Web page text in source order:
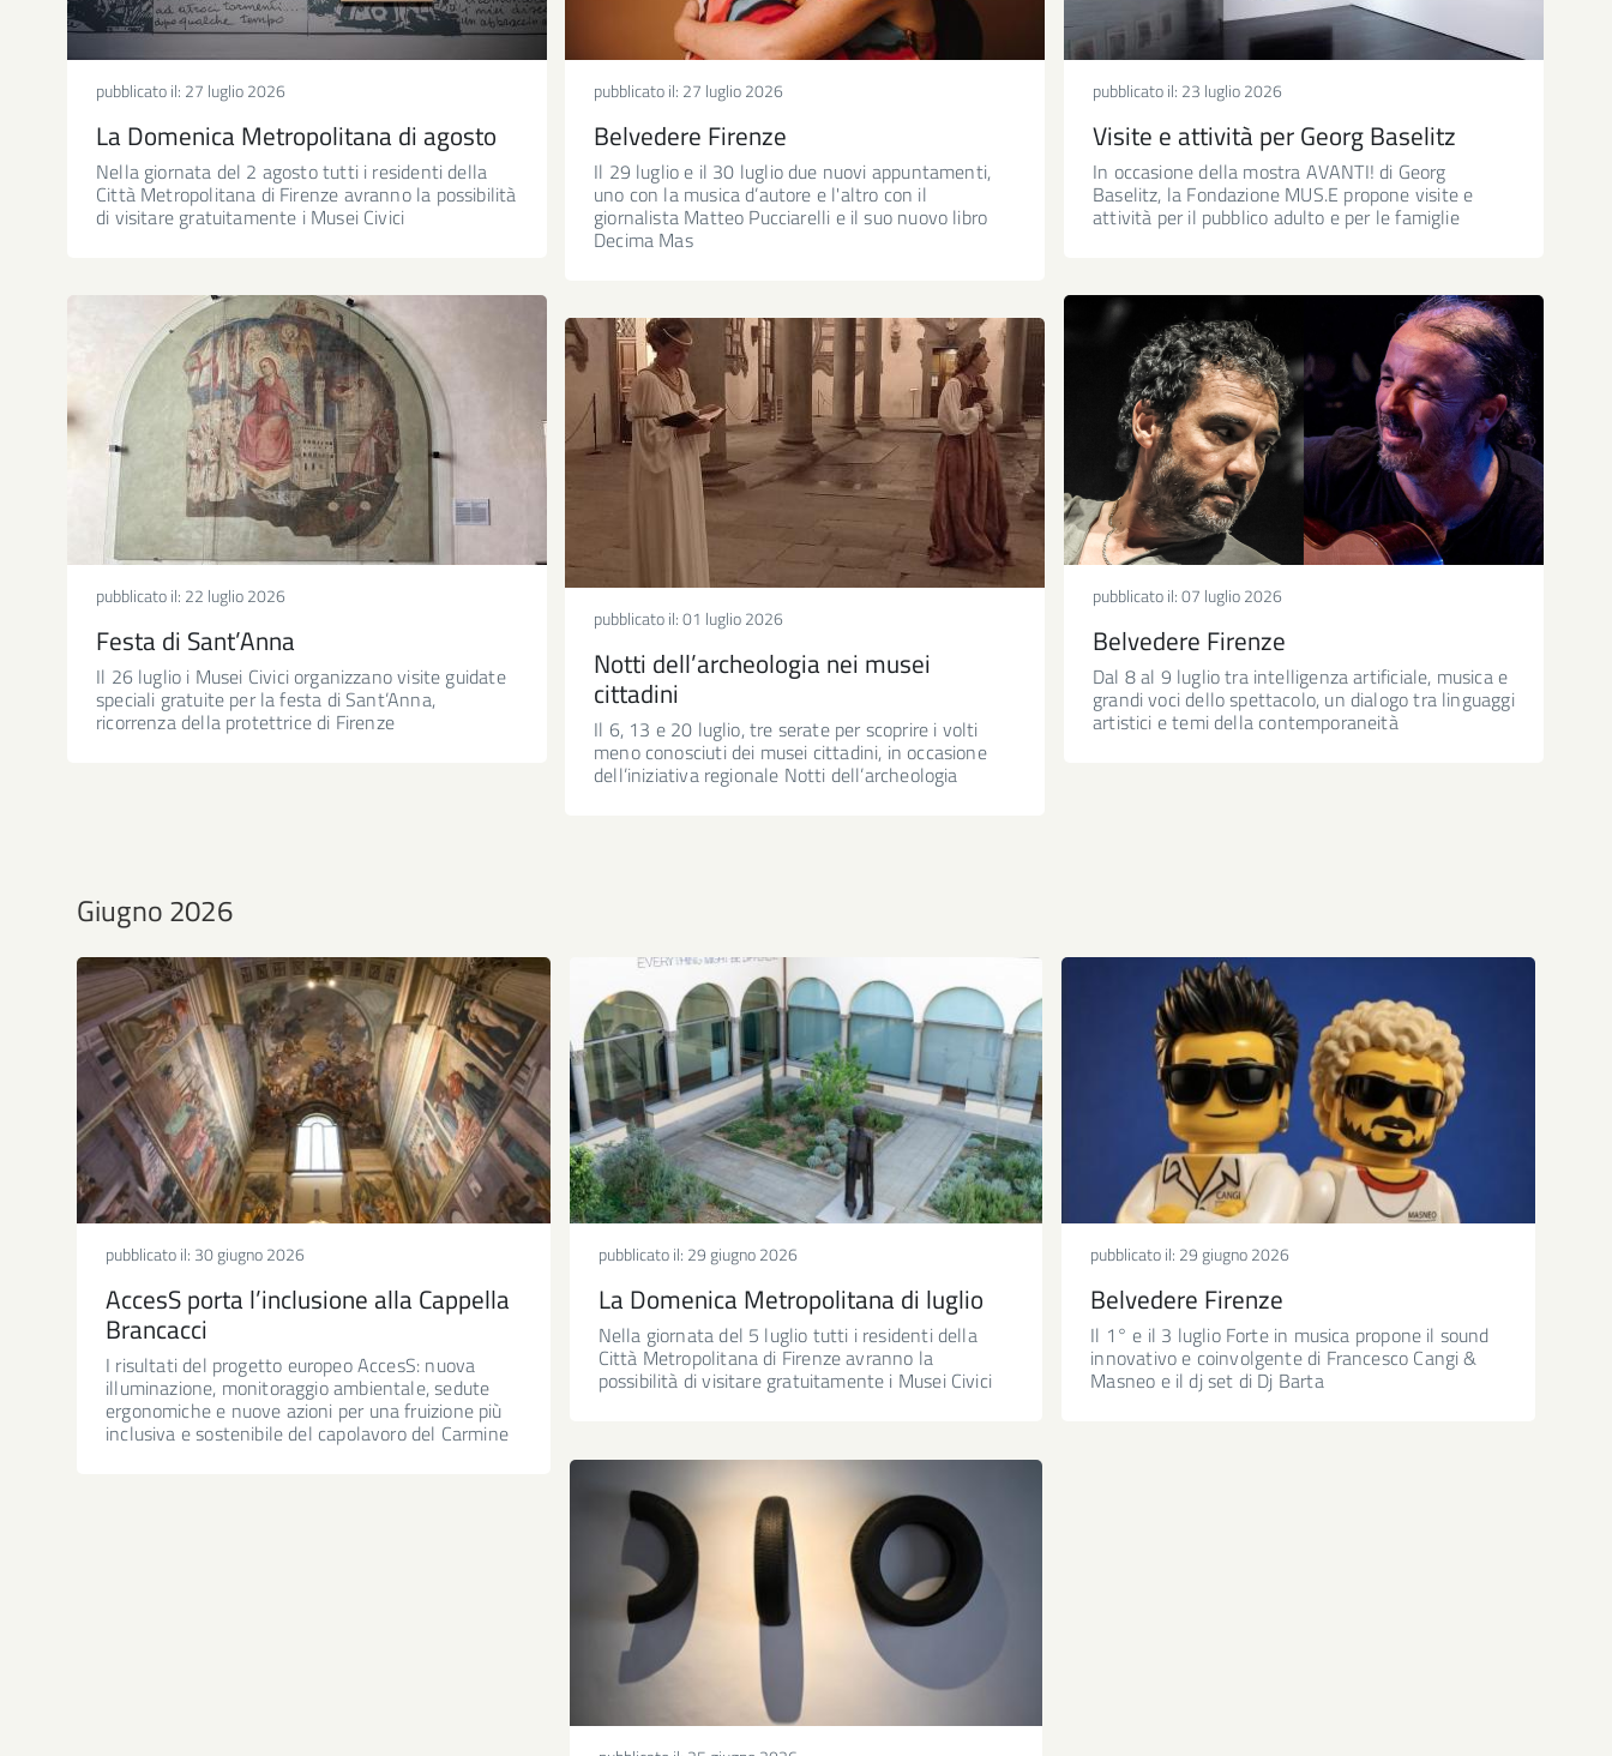
pubblicato il: 27 luglio 2026
La Domenica Metropolitana di agosto
Nella giornata del 2 agosto tutti i residenti della
Città Metropolitana di Firenze avranno la possibilità
di visitare gratuitamente i Musei Civici
pubblicato il: 27 luglio 2026
Belvedere Firenze
Il 29 luglio e il 30 luglio due nuovi appuntamenti,
uno con la musica d’autore e l'altro con il
giornalista Matteo Pucciarelli e il suo nuovo libro
Decima Mas
pubblicato il: 23 luglio 2026
Visite e attività per Georg Baselitz
In occasione della mostra AVANTI! di Georg
Baselitz, la Fondazione MUS.E propone visite e
attività per il pubblico adulto e per le famiglie
pubblicato il: 22 luglio 2026
Festa di Sant’Anna
Il 26 luglio i Musei Civici organizzano visite guidate
speciali gratuite per la festa di Sant’Anna,
ricorrenza della protettrice di Firenze
pubblicato il:07 luglio 2026
Belvedere Firenze
Dal 8 al 9 luglio tra intelligenza artificiale, musica e
grandi voci dello spettacolo, un dialogo tra linguaggi
artistici e temi della contemporaneità
pubblicato il:01 luglio 2026
Notti dell’archeologia nei musei
cittadini
Il 6, 13 e 20 luglio, tre serate per scoprire i volti
meno conosciuti dei musei cittadini, in occasione
dell’iniziativa regionale Notti dell’archeologia
Giugno 2026
pubblicato il: 30 giugno 2026
AccesS porta l’inclusione alla Cappella
Brancacci
I risultati del progetto europeo AccesS: nuova
illuminazione, monitoraggio ambientale, sedute
ergonomiche e nuove azioni per una fruizione più
inclusiva e sostenibile del capolavoro del Carmine
pubblicato il: 29 giugno 2026
La Domenica Metropolitana di luglio
Nella giornata del 5 luglio tutti i residenti della
Città Metropolitana di Firenze avranno la
possibilità di visitare gratuitamente i Musei Civici
pubblicato il: 29 giugno 2026
Belvedere Firenze
Il 1° e il 3 luglio Forte in musica propone il sound
innovativo e coinvolgente di Francesco Cangi &
Masneo e il dj set di Dj Barta